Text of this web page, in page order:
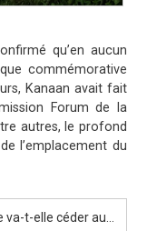
qu’en aucun
commémorative
Kanaan avait fait
Forum de la
autres, le profond
l’emplacement du